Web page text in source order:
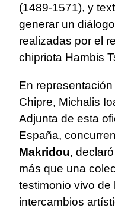
(1489-1571), y
generar un
realizadas por el
chipriota Hambis
En
Chipre, Michalis
Adjunta de esta
España,
Makridou,
más que una
testimonio vivo de
intercambios